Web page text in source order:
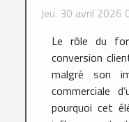
Jeu. 30 avril 2026
Le rôle du
conversion
malgré son
commerciale
pourquoi cet